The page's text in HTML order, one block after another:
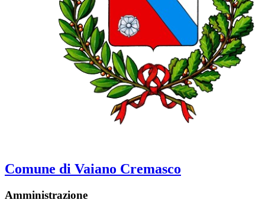
Comune di Vaiano Cremasco
Amministrazione